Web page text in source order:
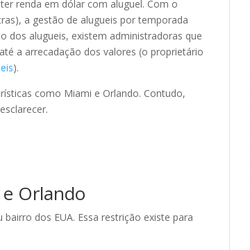
renda em dólar com aluguel. Com o
a gestão de alugueis por temporada
dos alugueis, existem administradoras que
a arrecadação dos valores (o proprietário
).
como Miami e Orlando. Contudo,
Orlando
dos EUA. Essa restrição existe para